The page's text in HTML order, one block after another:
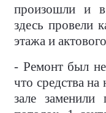
произошли и в
здесь провели
этажа и
- Ремонт был
что средства
зале